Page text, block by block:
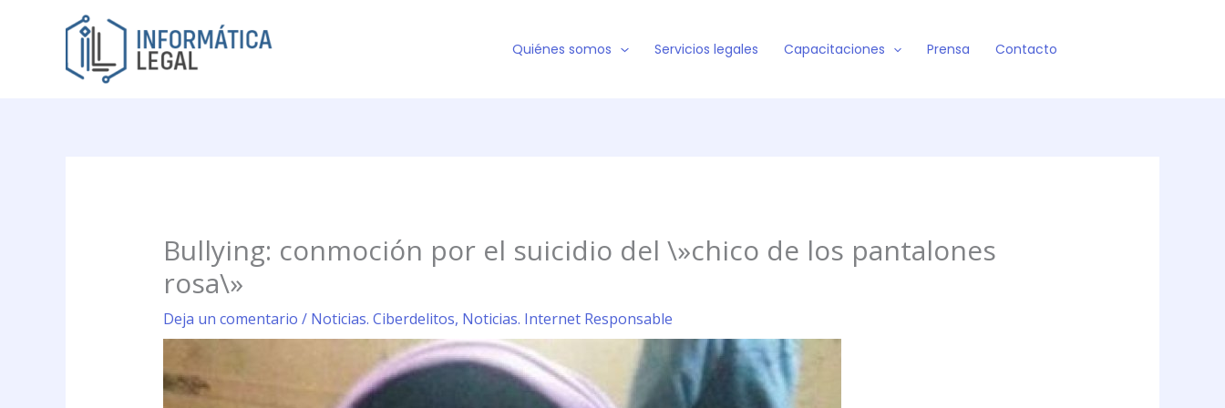
Quiénes somos Servicios legales Capacitaciones Prensa Contacto
Bullying: conmoción por el suicidio del \»chico de los pantalones
rosa\»
Deja un comentario / Noticias. Ciberdelitos, Noticias. Internet Responsable